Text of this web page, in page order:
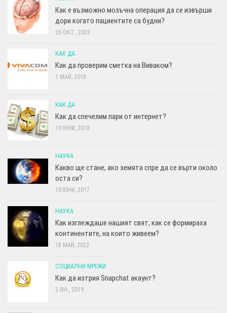
Как е възможно мозъчна операция да се извърши
дори когато пациентите са будни?
26 ОКТ., 2023
КАК ДА
Как да проверим сметка на Виваком?
1 МАЙ, 2018
КАК ДА
Как да спечелим пари от интернет?
19 ЮНИ, 2018
НАУКА
Какво ще стане, ако земята спре да се върти около
оста си?
10 ЮНИ, 2017
НАУКА
Как изглеждаше нашият свят, как се формираха
континентите, на които живеем?
18 МАЙ, 2022
СОЦИАЛНИ МРЕЖИ
Как да изтрия Snapchat акаунт?
3 ЯН., 2019